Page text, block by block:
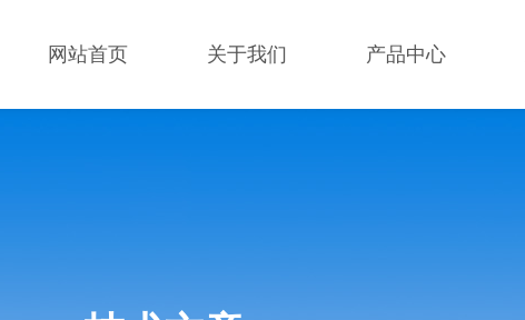
网站首页 关于我们 产品中心